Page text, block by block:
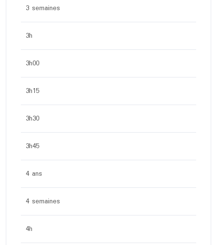
3 semaines
3h
3h00
3h15
3h30
3h45
4 ans
4 semaines
4h